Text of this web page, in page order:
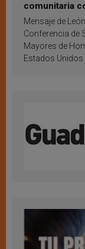
comunitaria
inspiración y
Mensaje de
Conferencia de
Mayores de
Estados Unidos